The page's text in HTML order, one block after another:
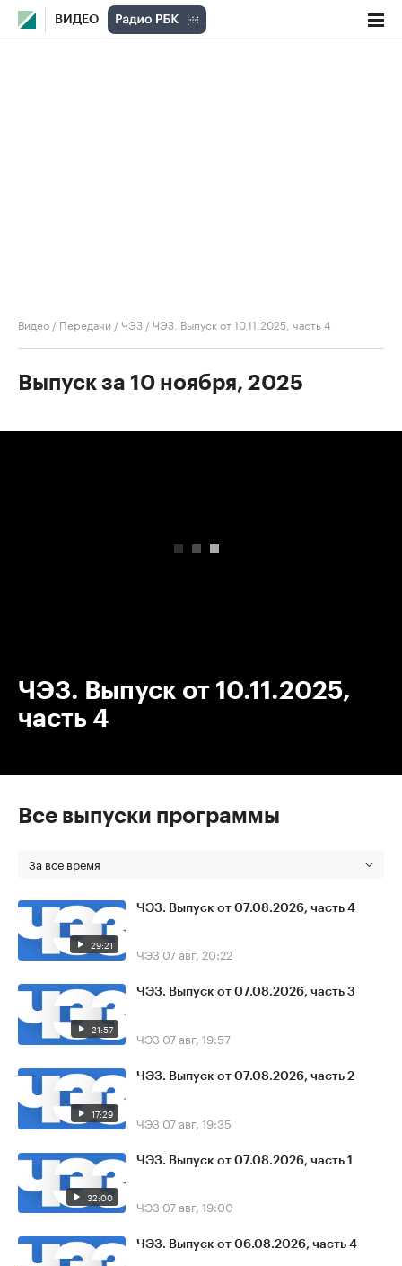
ВИДЕО
Видео / Передачи /ЧЭЗ /ЧЭЗ. Выпуск от 10.11.2025, часть 4
Выпуск за 10 ноября, 2025
ЧЭЗ. Выпуск от 10.11.2025,
часть 4
Все выпуски программы
За все время
29:21
ЧЭЗ. Выпуск от 07.08.2026, часть 4
ЧЭЗ 07 авг, 20:22
21:57
ЧЭЗ. Выпуск от 07.08.2026, часть 3
ЧЭЗ 07 авг, 19:57
17:29
ЧЭЗ. Выпуск от 07.08.2026, часть 2
ЧЭЗ 07 авг, 19:35
32:00
ЧЭЗ. Выпуск от 07.08.2026, часть 1
ЧЭЗ 07 авг, 19:00
ЧЭЗ. Выпуск от 06.08.2026, часть 4